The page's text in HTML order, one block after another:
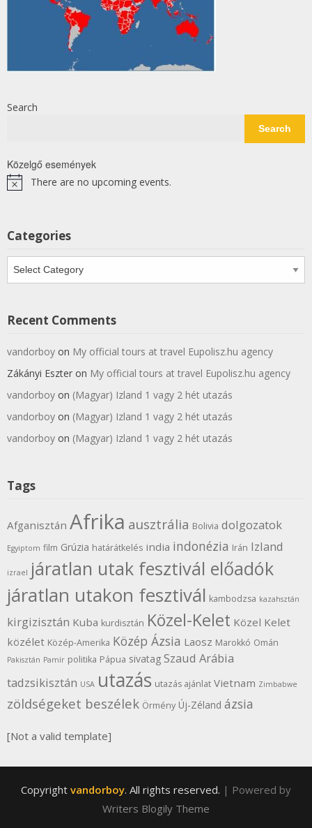
Search
Search
Közelgő események
NoticeThere are no upcoming events.
Categories
Categories
Recent Comments
vandorboy on My official tours at travel Eupolisz.hu agency
Zákányi Eszter on My official tours at travel Eupolisz.hu agency
vandorboy on (Magyar) Izland 1 vagy 2 hét utazás
vandorboy on (Magyar) Izland 1 vagy 2 hét utazás
vandorboy on (Magyar) Izland 1 vagy 2 hét utazás
Tags
Afganisztán Afrika ausztrália Bolivia dolgozatok
Egyiptom film Grúzia határátkelés india indonézia Irán Izland
izrael járatlan utak fesztivál előadók
járatlan utakon fesztivál kambodzsa kazahsztán
kirgizisztán Kuba kurdisztán Közel-Kelet Közel Kelet
közélet Közép-Amerika Közép Ázsia Laosz Marokkó Omán
Pakisztán Pamír politika Pápua sivatag Szaud Arábia
tadzsikisztán USA utazás utazás ajánlat Vietnam Zimbabwe
zöldségeket beszélek Örmény Új-Zéland ázsia
[Not a valid template]
Copyright vandorboy. All rights reserved. | Powered by
Writers Blogily Theme